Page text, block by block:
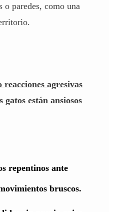
o paredes, como una
reacciones agresivas
gatos están ansiosos
repentinos ante
bruscos.